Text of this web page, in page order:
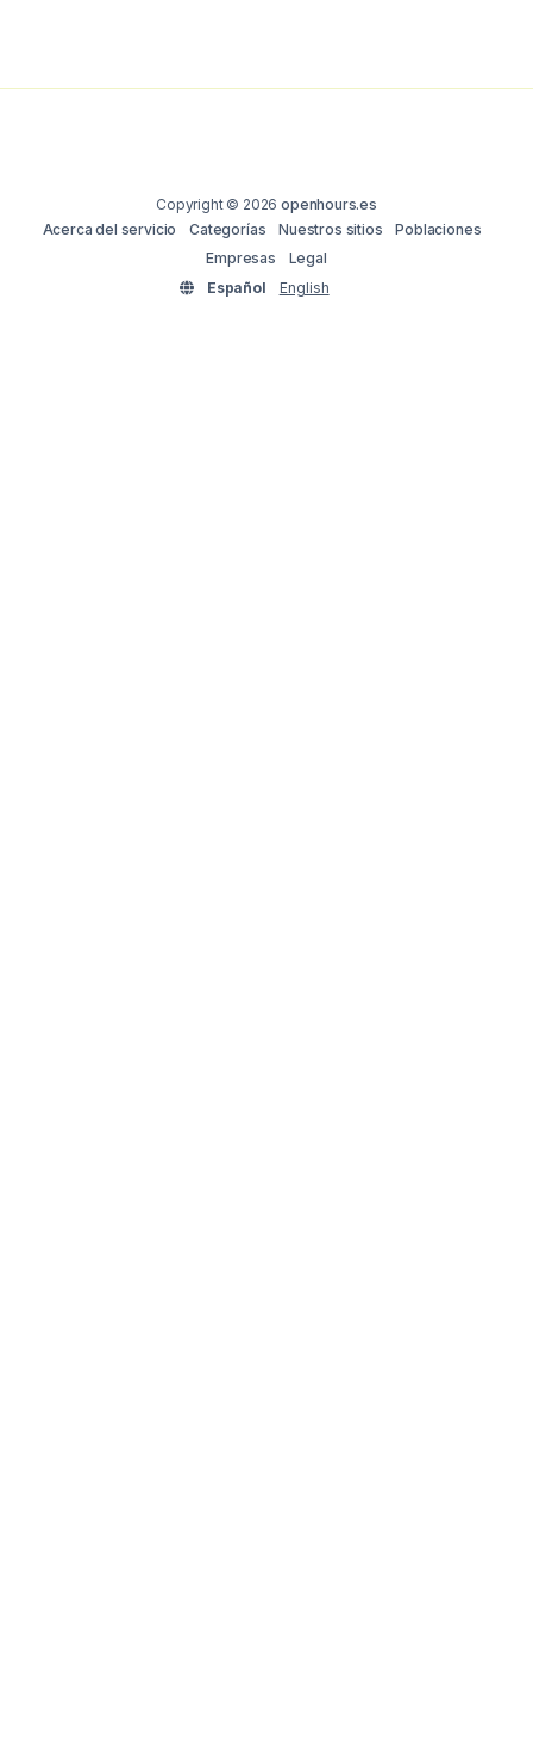
Copyright © 2026openhours.es
Acerca del servicio
Categorías Nuestros sitios
Poblaciones
Empresas
Legal
Español
English